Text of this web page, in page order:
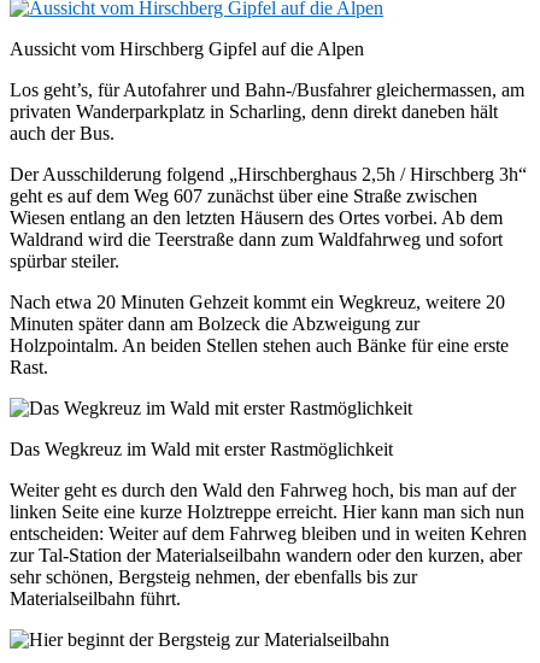
Aussicht vom Hirschberg Gipfel auf die Alpen
Los geht’s, für Autofahrer und Bahn-/Busfahrer gleichermassen, am
privaten Wanderparkplatz in Scharling, denn direkt daneben hält
auch der Bus.
Der Ausschilderung folgend „Hirschberghaus 2,5h / Hirschberg 3h“
geht es auf dem Weg 607 zunächst über eine Straße zwischen
Wiesen entlang an den letzten Häusern des Ortes vorbei. Ab dem
Waldrand wird die Teerstraße dann zum Waldfahrweg und sofort
spürbar steiler.
Nach etwa 20 Minuten Gehzeit kommt ein Wegkreuz, weitere 20
Minuten später dann am Bolzeck die Abzweigung zur
Holzpointalm. An beiden Stellen stehen auch Bänke für eine erste
Rast.
Das Wegkreuz im Wald mit erster Rastmöglichkeit
Weiter geht es durch den Wald den Fahrweg hoch, bis man auf der
linken Seite eine kurze Holztreppe erreicht. Hier kann man sich nun
entscheiden: Weiter auf dem Fahrweg bleiben und in weiten Kehren
zur Tal-Station der Materialseilbahn wandern oder den kurzen, aber
sehr schönen, Bergsteig nehmen, der ebenfalls bis zur
Materialseilbahn führt.